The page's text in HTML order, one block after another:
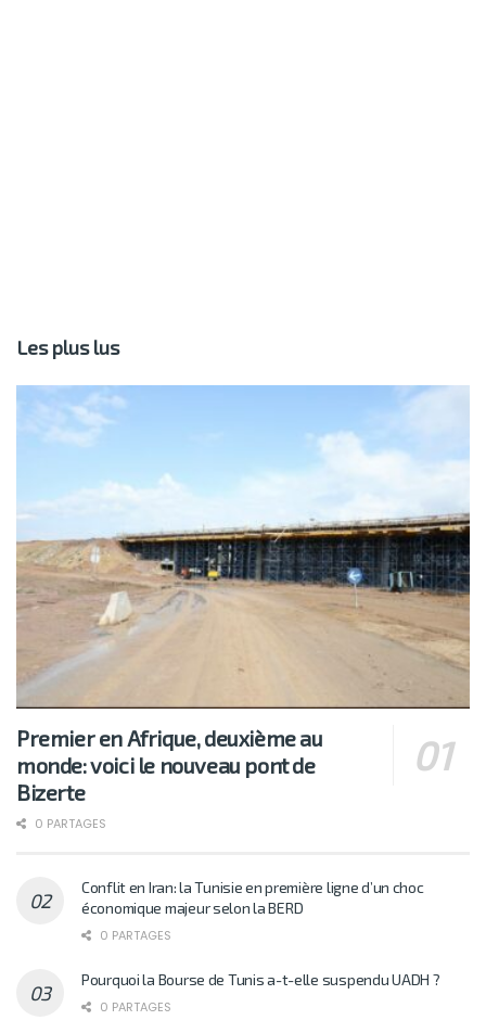
Les plus lus
Premier en Afrique, deuxième au
monde: voici le nouveau pont de
Bizerte
0 PARTAGES
Conflit en Iran: la Tunisie en première ligne d’un choc
économique majeur selon la BERD
0 PARTAGES
Pourquoi la Bourse de Tunis a-t-elle suspendu UADH ?
0 PARTAGES